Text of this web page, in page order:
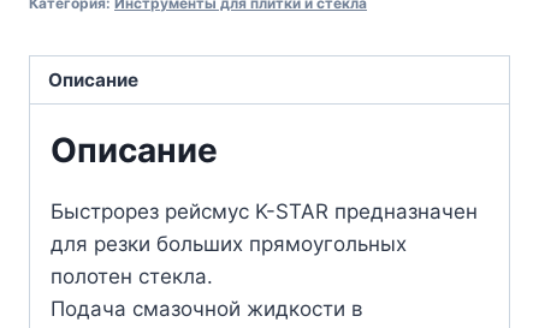
Описание
Описание
Быстрорез рейсмус K-STAR предназначен
для резки больших прямоугольных
полотен стекла.
Подача смазочной жидкости в